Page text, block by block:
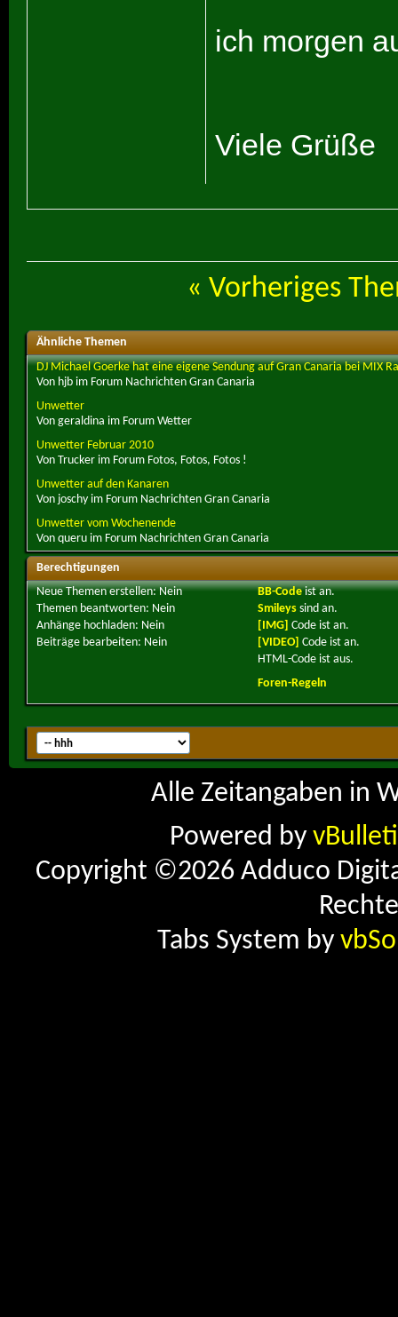
ich morgen
Viele Grüße
« Vorheriges
Ähnliche Themen
DJ Michael Goerke hat eine eigene Sendung auf Gran Canaria bei MIX
Von hjb im Forum Nachrichten Gran Canaria
Unwetter
Von geraldina im Forum Wetter
Unwetter Februar 2010
Von Trucker im Forum Fotos, Fotos, Fotos !
Unwetter auf den Kanaren
Von joschy im Forum Nachrichten Gran Canaria
Unwetter vom Wochenende
Von queru im Forum Nachrichten Gran Canaria
Berechtigungen
Neue Themen erstellen:Nein
Themen beantworten: Nein
Anhänge hochladen: Nein
Beiträge bearbeiten: Nein
BB-Codeistan.
Smileyssind an.
[IMG] Code ist an.
[VIDEO] Code ist an.
HTML-Code ist aus.
Foren-Regeln
Alle Zeitangaben in
Powered by
Copyright ©2026 Adduco
Tabs System by